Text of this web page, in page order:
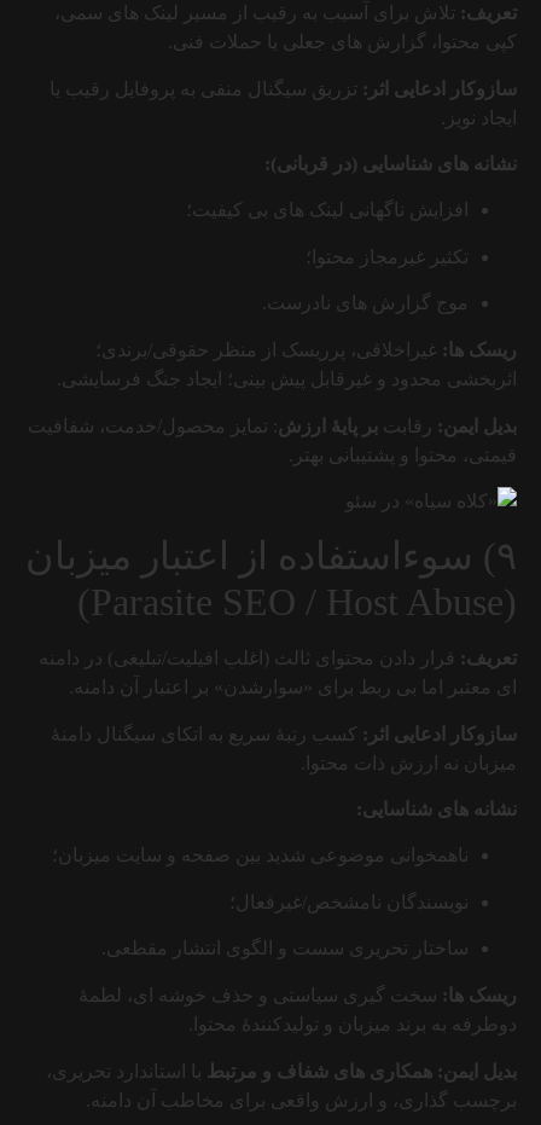
تعریف: تلاش برای آسیب به رقیب از مسیر لینک های سمی،
کپی محتوا، گزارش های جعلی یا حملات فنی.
سازوکار ادعایی اثر: تزریق سیگنال منفی به پروفایل رقیب یا
ایجاد نویز.
نشانه های شناسایی (در قربانی):
افزایش ناگهانی لینک های بی کیفیت؛
تکثیر غیرمجاز محتوا؛
موج گزارش های نادرست.
ریسک ها: غیراخلاقی، پرریسک از منظر حقوقی/برندی؛
اثربخشی محدود و غیرقابل پیش بینی؛ ایجاد جنگ فرسایشی.
بدیل ایمن: رقابت بر پایهٔ ارزش: تمایز محصول/خدمت، شفافیت
قیمتی، محتوا و پشتیبانی بهتر.
۹) سوءاستفاده از اعتبار میزبان
(Parasite SEO / Host Abuse)
تعریف: قرار دادن محتوای ثالث (اغلب افیلیت/تبلیغی) در دامنه
ای معتبر اما بی ربط برای «سوارشدن» بر اعتبار آن دامنه.
سازوکار ادعایی اثر: کسب رتبهٔ سریع به اتکای سیگنال دامنهٔ
میزبان نه ارزش ذات محتوا.
نشانه های شناسایی:
ناهمخوانی موضوعی شدید بین صفحه و سایت میزبان؛
نویسندگان نامشخص/غیرفعال؛
ساختار تحریری سست و الگوی انتشار مقطعی.
ریسک ها: سخت گیری سیاستی و حذف خوشه ای، لطمهٔ
دوطرفه به برند میزبان و تولیدکنندهٔ محتوا.
بدیل ایمن: همکاری های شفاف و مرتبط با استاندارد تحریری،
برچسب گذاری، و ارزش واقعی برای مخاطب آن دامنه.